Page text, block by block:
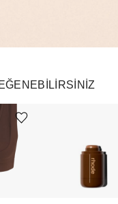
Ürünü istek listesine ekle veya listeden çıkar